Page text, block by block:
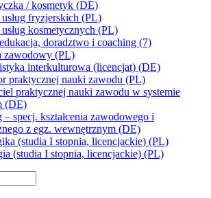
/ kosmetyk (DE)
fryzjerskich (PL)
kosmetycznych (PL)
doradztwo i coaching (7)
zawodowy (PL)
interkulturowa (licencjat) (DE)
praktycznej nauki zawodu (PL)
praktycznej nauki zawodu w systemie
(DE)
– specj. kształcenia zawodowego i
z egz. wewnętrznym (DE)
(studia I stopnia, licencjackie) (PL)
(studia I stopnia, licencjackie) (PL)